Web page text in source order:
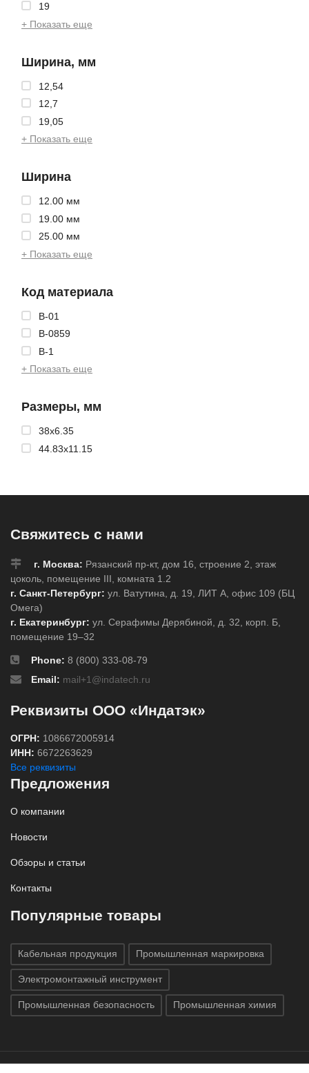
19
+ Показать еще
Ширина, мм
12,54
12,7
19,05
+ Показать еще
Ширина
12.00 мм
19.00 мм
25.00 мм
+ Показать еще
Код материала
B-01
B-0859
B-1
+ Показать еще
Размеры, мм
38x6.35
44.83x11.15
Свяжитесь с нами
г. Москва: Рязанский пр-кт, дом 16, строение 2, этаж
цоколь, помещение III, комната 1.2
г. Санкт-Петербург: ул. Ватутина, д. 19, ЛИТ А, офис 109 (БЦ
Омега)
г. Екатеринбург: ул. Серафимы Дерябиной, д. 32, корп. Б,
помещение 19–32
Phone: 8 (800) 333-08-79
Email: mail+1@indatech.ru
Реквизиты ООО «Индатэк»
ОГРН: 1086672005914
ИНН: 6672263629
Все реквизиты
Предложения
О компании
Новости
Обзоры и статьи
Контакты
Популярные товары
Кабельная продукция Промышленная маркировка
Электромонтажный инструмент
Промышленная безопасность Промышленная химия